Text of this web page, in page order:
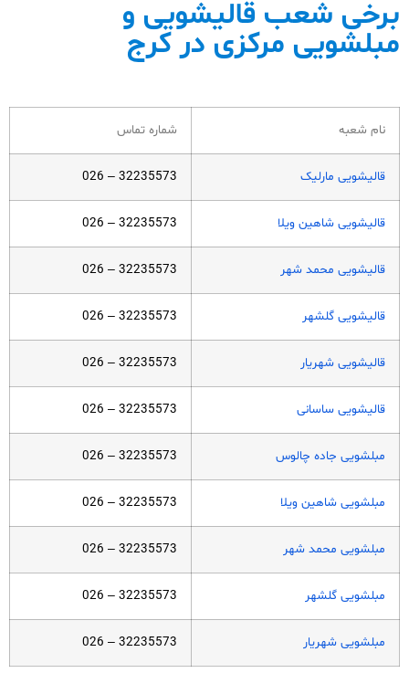
برخی شعب قالیشویی و
مبلشویی مرکزی در کرج
نام شعبه شماره تماس
قالیشویی مارلیک 32235573 – 026
قالیشویی شاهین ویلا 32235573 – 026
قالیشویی محمد شهر 32235573 – 026
قالیشویی گلشهر 32235573 – 026
قالیشویی شهریار 32235573 – 026
قالیشویی ساسانی 32235573 – 026
مبلشویی جاده چالوس 32235573 – 026
مبلشویی شاهین ویلا 32235573 – 026
مبلشویی محمد شهر 32235573 – 026
مبلشویی گلشهر 32235573 – 026
مبلشویی شهریار 32235573 – 026